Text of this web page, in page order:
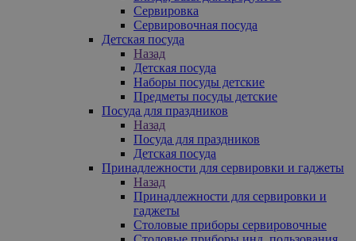
Сервировка
Сервировочная посуда
Детская посуда
Назад
Детская посуда
Наборы посуды детские
Предметы посуды детские
Посуда для праздников
Назад
Посуда для праздников
Детская посуда
Принадлежности для сервировки и гаджеты
Назад
Принадлежности для сервировки и
гаджеты
Столовые приборы сервировочные